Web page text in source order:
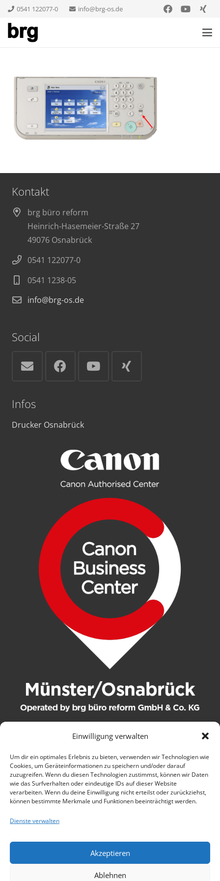
Einwilligung verwalten
Um dir ein optimales Erlebnis zu bieten, verwenden wir Technologien wie
Cookies, um Geräteinformationen zu speichern und/oder darauf
zuzugreifen. Wenn du diesen Technologien zustimmst, können wir Daten
wie das Surfverhalten oder eindeutige IDs auf dieser Website
verarbeiten. Wenn du deine Einwilligung nicht erteilst oder zurückziehst,
können bestimmte Merkmale und Funktionen beeinträchtigt werden.
Dienste verwalten
Akzeptieren
Ablehnen
0541 122077-0 info@brg-os.de
Kontakt
brg büro reform
Heinrich-Hasemeier-Straße 27
49076 Osnabrück
0541 122077-0
0541 1238-05
info@brg-os.de
Social
Infos
Drucker Osnabrück
© 2021 brg büro reform GmbH & Co. KG. Alle Rechte
vorbehalten.
Kontakt
Wartungsbedingungen